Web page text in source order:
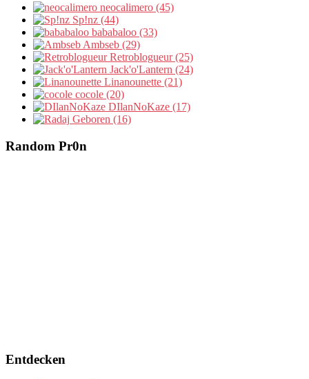
neocalimero (45)
Sp!nz (44)
bababaloo (33)
Ambseb (29)
Retroblogueur (25)
Jack'o'Lantern (24)
Linanounette (21)
cocole (20)
DIlanNoKaze (17)
Geboren (16)
Random Pr0n
Entdecken